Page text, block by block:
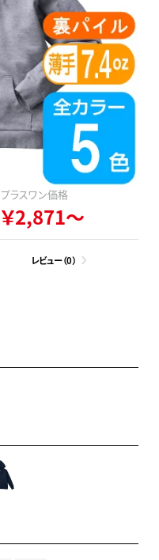
プラスワン価格
￥2,871～
レビュー（0）